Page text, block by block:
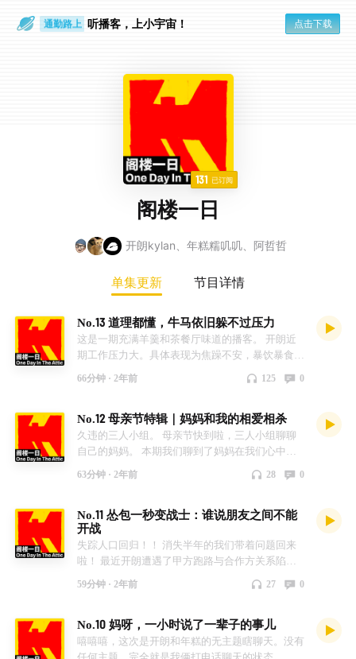
通勤路上 听播客，上小宇宙！ 点击下载
131 已订阅
阁楼一日
开朗kylan、年糕糯叽叽、阿哲哲
单集更新 节目详情
No.13 道理都懂，牛马依旧躲不过压力
这是一期充满羊羹和茶餐厅味道的播客。 开朗近
期工作压力大。具体表现为焦躁不安，暴饮暴食，
得一些积极反馈。 年糕作为长期压力山大且不自
们主要聊聊当代牛马能否和压力握手以及遇到焦虑
压力时我们如何缓解。 -主播- 开朗 年糕 - bgm - 烦
恼歌-张学友
66分钟 · 2年前 125 0
No.12 母亲节特辑｜妈妈和我的相爱相杀
久违的三人小组。 母亲节快到啦，三人小组聊聊
自己的妈妈。 本期我们聊到了妈妈在我们心中的
以及那些我们和妈妈超级幸福的瞬间！ 不拘泥于
年糕 阿哲
63分钟 · 2年前 28 0
No.11 怂包一秒变战士：谁说朋友之间不能
开战
失踪人口回归！！ 消失半年的我们带着问题回来
啦！ 最近开朗遭遇了甲方跑路与合作方关系陷入
切想要改掉的缺点。本期我们聊到了如何处理各类
友杜绝内耗的方法；以及那些我们真的超想改掉的
坏毛病。 -主播- 开朗 年糕
59分钟 · 2年前 27 0
No.10 妈呀，一小时说了一辈子的事儿
嘻嘻嘻，这次是开朗和年糕的无主题瞎聊天。没有
任何主题，完全就是我俩打电话聊天的状态。 不